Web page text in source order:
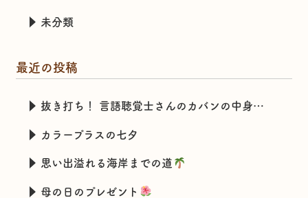
未分類
最近の投稿
抜き打ち！ 言語聴覚士さんのカバンの中身チェック
カラープラスの七夕
思い出溢れる海岸までの道
母の日のプレゼント